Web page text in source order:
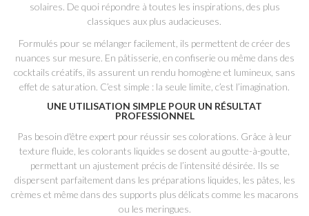
solaires. De quoi répondre à toutes les inspirations, des plus
classiques aux plus audacieuses.
Formulés pour se mélanger facilement, ils permettent de créer des
nuances sur mesure. En pâtisserie, en confiserie ou même dans des
cocktails créatifs, ils assurent un rendu homogène et lumineux, sans
effet de saturation. C’est simple : la seule limite, c’est l’imagination.
UNE UTILISATION SIMPLE POUR UN RÉSULTAT
PROFESSIONNEL
Pas besoin d'être expert pour réussir ses colorations. Grâce à leur
texture fluide, les colorants liquides se dosent au goutte-à-goutte,
permettant un ajustement précis de l’intensité désirée. Ils se
dispersent parfaitement dans les préparations liquides, les pâtes, les
crèmes et même dans des supports plus délicats comme les macarons
ou les meringues.